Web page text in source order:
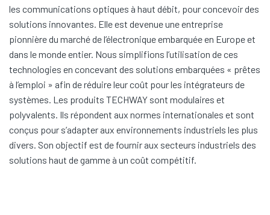
les communications optiques à haut débit, pour concevoir des
solutions innovantes. Elle est devenue une entreprise
pionnière du marché de l’électronique embarquée en Europe et
dans le monde entier. Nous simplifions l’utilisation de ces
technologies en concevant des solutions embarquées « prêtes
à l’emploi » afin de réduire leur coût pour les intégrateurs de
systèmes. Les produits TECHWAY sont modulaires et
polyvalents. Ils répondent aux normes internationales et sont
conçus pour s’adapter aux environnements industriels les plus
divers. Son objectif est de fournir aux secteurs industriels des
solutions haut de gamme à un coût compétitif.